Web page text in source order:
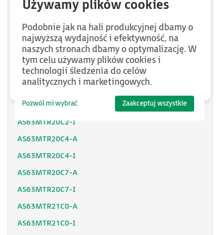
AS63MTB43C0-I
AS63MTB43C8-I
AS63MTB44C4-A
AS63MTB44C4-I
AS63MTB45C5-A
AS63MTB45C5-I
AS63MTR20C2-A
AS63MTR20C2-I
AS63MTR20C4-A
AS63MTR20C4-I
AS63MTR20C7-A
AS63MTR20C7-I
AS63MTR21C0-A
AS63MTR21C0-I
Podobnie jak na hali produkcyjnej dbamy o
najwyższą wydajność i efektywność, na
naszych stronach dbamy o optymalizację. W
tym celu używamy plików cookies i
technologii śledzenia do celów
analitycznych i marketingowych.
Pozwól mi wybrać Zaakceptuj wszystkie